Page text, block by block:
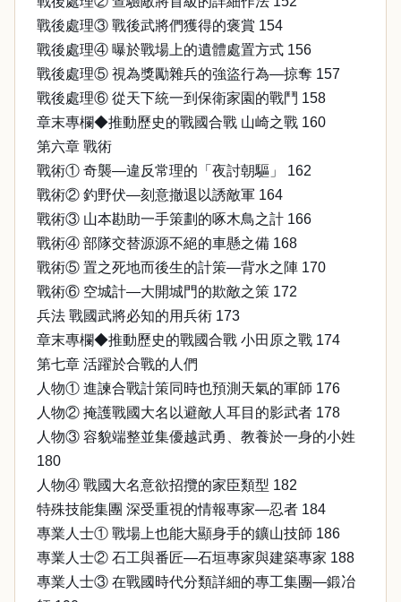
戰後處理③ 戰後武將們獲得的褒賞 154
戰後處理④ 曝於戰場上的遺體處置方式 156
戰後處理⑤ 視為獎勵雜兵的強盜行為—掠奪 157
戰後處理⑥ 從天下統一到保衛家園的戰鬥 158
章末專欄◆推動歷史的戰國合戰 山崎之戰 160
第六章 戰術
戰術① 奇襲—違反常理的「夜討朝驅」 162
戰術② 釣野伏—刻意撤退以誘敵軍 164
戰術③ 山本勘助一手策劃的啄木鳥之計 166
戰術④ 部隊交替源源不絕的車懸之備 168
戰術⑤ 置之死地而後生的計策—背水之陣 170
戰術⑥ 空城計—大開城門的欺敵之策 172
兵法 戰國武將必知的用兵術 173
章末專欄◆推動歷史的戰國合戰 小田原之戰 174
第七章 活躍於合戰的人們
人物① 進諫合戰計策同時也預測天氣的軍師 176
人物② 掩護戰國大名以避敵人耳目的影武者 178
人物③ 容貌端整並集優越武勇、教養於一身的小姓
180
人物④ 戰國大名意欲招攬的家臣類型 182
特殊技能集團 深受重視的情報專家—忍者 184
專業人士① 戰場上也能大顯身手的鑛山技師 186
專業人士② 石工與番匠—石垣專家與建築專家 188
專業人士③ 在戰國時代分類詳細的專工集團—鍛冶